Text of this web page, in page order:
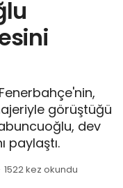
görüştüğü
dev
paylaştı.
1522 kez okundu